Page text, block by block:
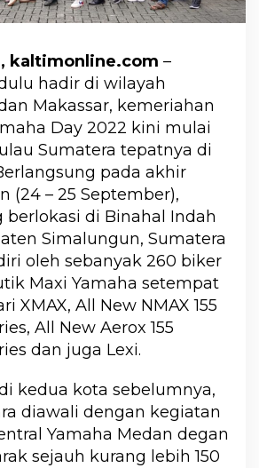
kaltimonline.com –
hadir di wilayah
Makassar, kemeriahan
Day 2022 kini mulai
Sumatera tepatnya di
pada akhir
(24 – 25 September),
berlokasi di Binahal Indah
Simalungun, Sumatera
oleh sebanyak 260 biker
Maxi Yamaha setempat
XMAX, All New NMAX 155
All New Aerox 155
dan juga Lexi.
kedua kota sebelumnya,
diawali dengan kegiatan
Yamaha Medan degan
sejauh kurang lebih 150